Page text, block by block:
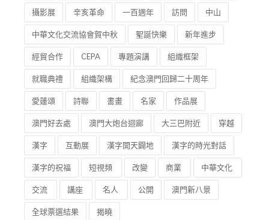
攝影展 辛亥革命 一百週年 訪問 中山
中華文化交流協會賀中秋 聖誕快樂 新年進步
經貿合作 CEPA 專題演講 組織框架
就職典禮 組織架構 紀念澳門回歸二十周年
愛蓮頌 詩聯 書畫 名家 作品展
澳門好去處 澳門大炮台迴廊 大三巴附近 穿越
漢字 互動展 漢字開天闢地 漢字的時光對話
漢字的祝福 短視頻 改變 商業 中華文化
交流 講座 名人 公開 澳門新八景
全球票選結果 揭曉